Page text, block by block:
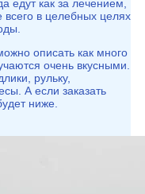
как за лечением,
в целебных целях
описать как много
очень вкусными.
рульку,
А если заказать
ниже.